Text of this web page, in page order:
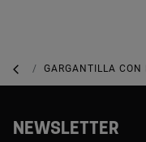
JOYAS DE PLATA 925
GARGANTILLA CON
NEWSLETTER